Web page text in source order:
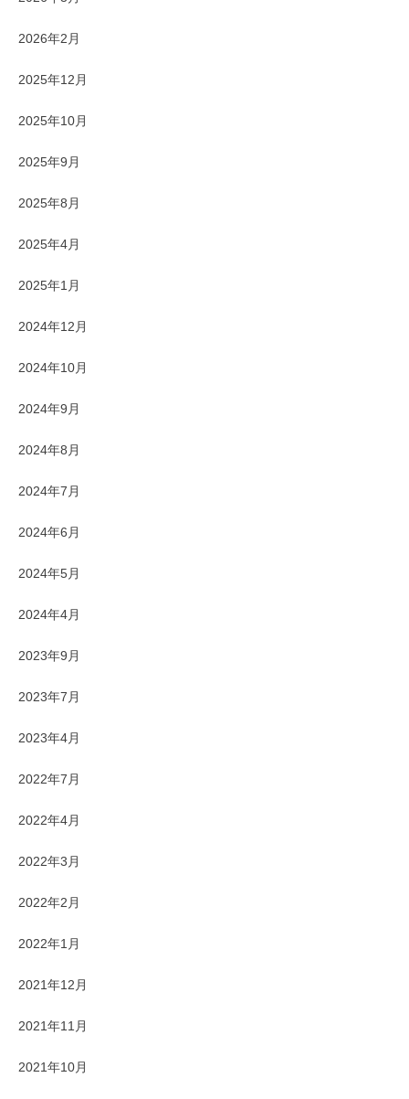
2026年2月
2025年12月
2025年10月
2025年9月
2025年8月
2025年4月
2025年1月
2024年12月
2024年10月
2024年9月
2024年8月
2024年7月
2024年6月
2024年5月
2024年4月
2023年9月
2023年7月
2023年4月
2022年7月
2022年4月
2022年3月
2022年2月
2022年1月
2021年12月
2021年11月
2021年10月